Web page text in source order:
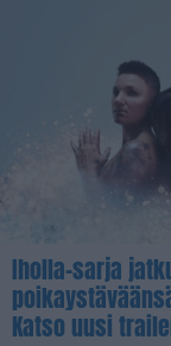
Iholla-sarja
Katso uusi